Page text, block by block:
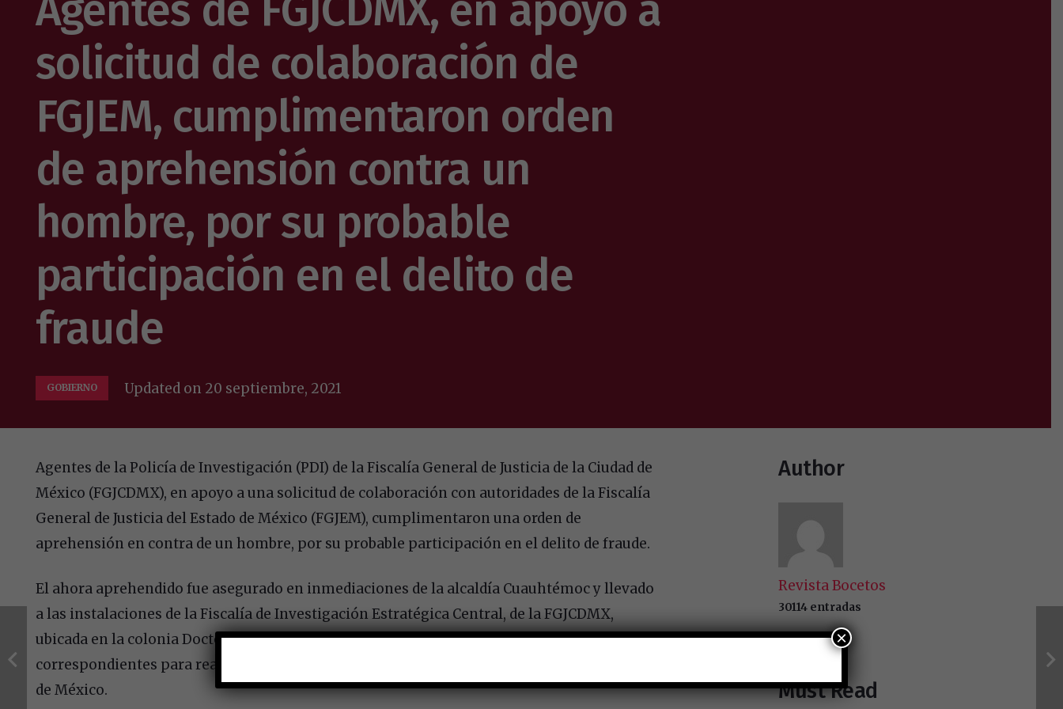
Agentes de FGJCDMX, en apoyo a
solicitud de colaboración de
FGJEM, cumplimentaron orden
de aprehensión contra un
hombre, por su probable
participación en el delito de
fraude
GOBIERNO Updated on 20 septiembre, 2021
Agentes de la Policía de Investigación (PDI) de la Fiscalía General de Justicia de la Ciudad de
México (FGJCDMX), en apoyo a una solicitud de colaboración con autoridades de la Fiscalía
General de Justicia del Estado de México (FGJEM), cumplimentaron una orden de
aprehensión en contra de un hombre, por su probable participación en el delito de fraude.
El ahora aprehendido fue asegurado en inmediaciones de la alcaldía Cuauhtémoc y llevado
a las instalaciones de la Fiscalía de Investigación Estratégica Central, de la FGJCDMX,
ubicada en la colonia Doctores, en la citada demarcación, a fin de realizar los trámites
correspondientes para realizar su trasladado al Penal de Almoloya Santiaguito, en el Estado
de México.
Author
Revista Bocetos
30114 entradas
Must Read
×